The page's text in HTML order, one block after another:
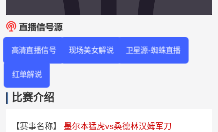
高清直播信号 现场美女解说 卫星源-蜘蛛直播
红单解说
比赛介绍
【赛事名称】
墨尔本猛虎vs桑德林汉姆军刀